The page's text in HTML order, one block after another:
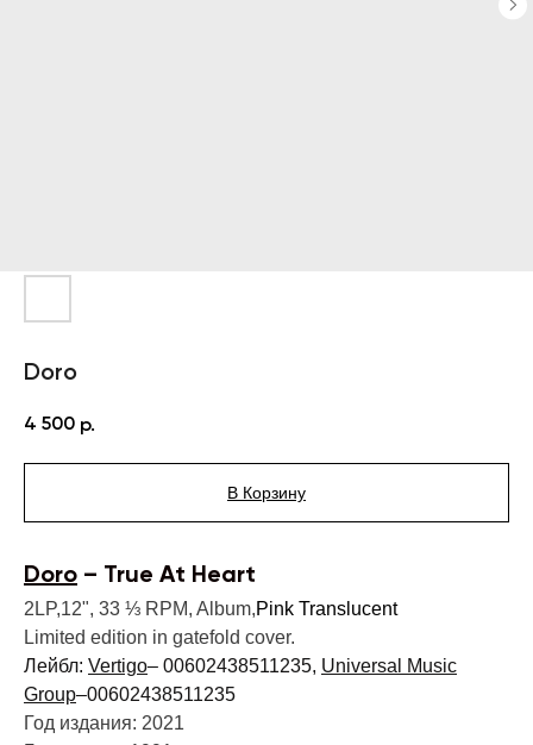
Doro
4 500 р.
В Корзину
Doro – True At Heart
2LP,12", 33 ⅓ RPM, Album,Pink Translucent
Limited edition in gatefold cover.
Лейбл: Vertigo– 00602438511235, Universal Music
Group–00602438511235
Год издания: 2021